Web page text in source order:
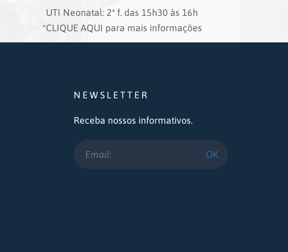
UTI Neonatal: 2ª f. das 15h30 às 16h
*CLIQUE AQUI para mais informações
NEWSLETTER
Receba nossos informativos.
OK